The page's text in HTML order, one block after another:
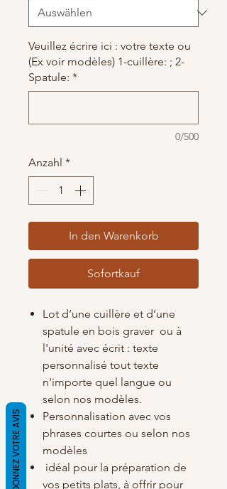
Veuillez écrire ici : votre texte ou
(Ex voir modèles) 1-cuillère: ; 2-
Spatule: *
0/500
Anzahl *
In den Warenkorb
Sofortkauf
Lot d’une cuillère et d’une
spatule en bois graver ou à
l'unité avec écrit : texte
personnalisé tout texte
n'importe quel langue ou
selon nos modèles.
Personnalisation avec vos
phrases courtes ou selon nos
modèles
idéal pour la préparation de
vos petits plats, à offrir pour
DONNEZ VOTRE AVIS